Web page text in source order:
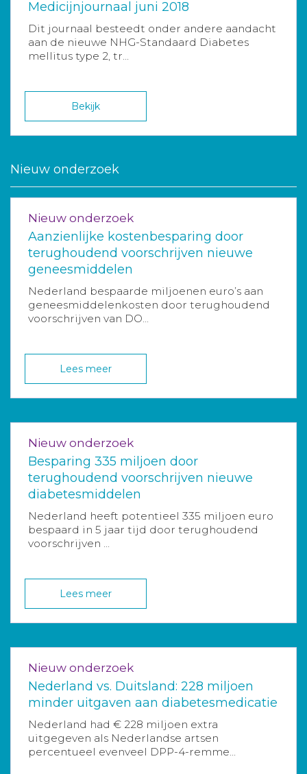
Medicijnjournaal juni 2018
Dit journaal besteedt onder andere aandacht
aan de nieuwe NHG-Standaard Diabetes
mellitus type 2, tr...
Bekijk
Nieuw onderzoek
Nieuw onderzoek
Aanzienlijke kostenbesparing door
terughoudend voorschrijven nieuwe
geneesmiddelen
Nederland bespaarde miljoenen euro’s aan
geneesmiddelenkosten door terughoudend
voorschrijven van DO...
Lees meer
Nieuw onderzoek
Besparing 335 miljoen door
terughoudend voorschrijven nieuwe
diabetesmiddelen
Nederland heeft potentieel 335 miljoen euro
bespaard in 5 jaar tijd door terughoudend
voorschrijven ...
Lees meer
Nieuw onderzoek
Nederland vs. Duitsland: 228 miljoen
minder uitgaven aan diabetesmedicatie
Nederland had € 228 miljoen extra
uitgegeven als Nederlandse artsen
percentueel evenveel DPP-4-remme...